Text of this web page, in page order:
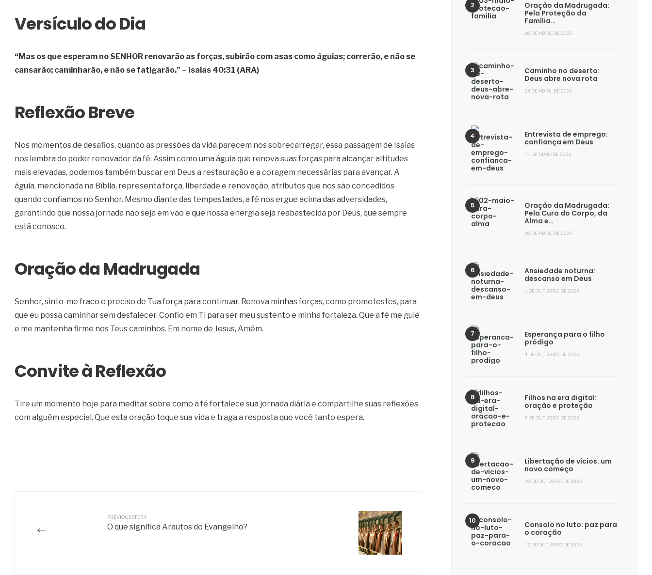
Versículo do Dia
“Mas os que esperam no SENHOR renovarão as forças, subirão com asas como águias; correrão, e não se
cansarão; caminharão, e não se fatigarão.” – Isaías 40:31 (ARA)
Reflexão Breve
Nos momentos de desafios, quando as pressões da vida parecem nos sobrecarregar, essa passagem de Isaías
nos lembra do poder renovador da fé. Assim como uma águia que renova suas forças para alcançar altitudes
mais elevadas, podemos também buscar em Deus a restauração e a coragem necessárias para avançar. A
águia, mencionada na Bíblia, representa força, liberdade e renovação, atributos que nos são concedidos
quando confiamos no Senhor. Mesmo diante das tempestades, a fé nos ergue acima das adversidades,
garantindo que nossa jornada não seja em vão e que nossa energia seja reabastecida por Deus, que sempre
está conosco.
Oração da Madrugada
Senhor, sinto-me fraco e preciso de Tua força para continuar. Renova minhas forças, como prometestes, para
que eu possa caminhar sem desfalecer. Confio em Ti para ser meu sustento e minha fortaleza. Que a fé me guie
e me mantenha firme nos Teus caminhos. Em nome de Jesus, Amém.
Convite à Reflexão
Tire um momento hoje para meditar sobre como a fé fortalece sua jornada diária e compartilhe suas reflexões
com alguém especial. Que esta oração toque sua vida e traga a resposta que você tanto espera.
←
PREVIOUS STORY
O que significa Arautos do Evangelho?
Oração da Madrugada:
Pela Proteção da
Família…
28 DE ABRIL DE 2025
Caminho no deserto:
Deus abre nova rota
24 DE ABRIL DE 2026
Entrevista de emprego:
confiança em Deus
11 DE MAIO DE 2026
Oração da Madrugada:
Pela Cura do Corpo, da
Alma e…
28 DE ABRIL DE 2025
Ansiedade noturna:
descanso em Deus
1 DE OUTUBRO DE 2025
Esperança para o filho
pródigo
4 DE OUTUBRO DE 2025
Filhos na era digital:
oração e proteção
7 DE OUTUBRO DE 2025
Libertação de vícios: um
novo começo
10 DE OUTUBRO DE 2025
Consolo no luto: paz para
o coração
12 DE OUTUBRO DE 2025